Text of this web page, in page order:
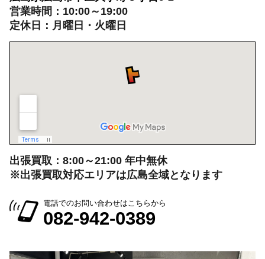
※出張買取対応エリアは広島全域となります
082-942-0389